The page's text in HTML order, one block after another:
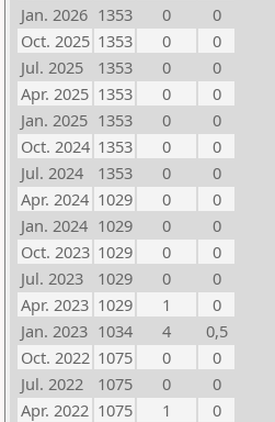
Jan. 2026 1353 0
0
Oct. 2025 1353 0
0
Jul. 2025
1353 0
0
Apr. 2025 1353 0
0
Jan. 2025 1353 0
0
Oct. 2024 1353 0
0
Jul. 2024
1353 0
0
Apr. 2024 1029 0
0
Jan. 2024 1029 0
0
Oct. 2023 1029 0
0
Jul. 2023
1029 0
0
Apr. 2023 1029 1
0
Jan. 2023 1034 4
0,5
Oct. 2022 1075 0
0
Jul. 2022
1075 0
0
Apr. 2022 1075 1
0